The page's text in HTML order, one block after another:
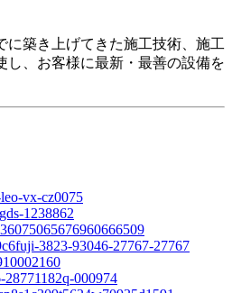
に築き上げてきた施工技術、施工
し、お客様に最新・最善の設備を
vx-cz0075
1238862
3823-93046-27767-27767
28771182q-000974